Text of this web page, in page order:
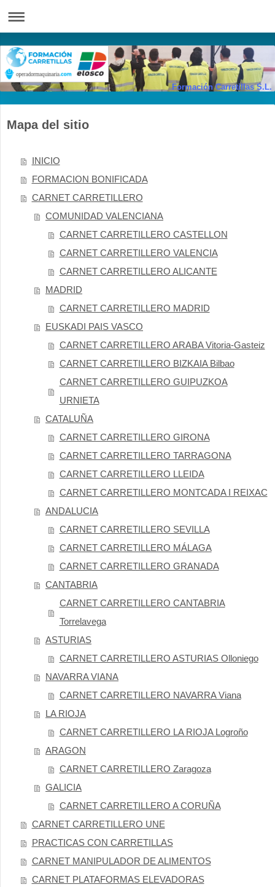
Formación Carretillas S.L.
Mapa del sitio
INICIO
FORMACION BONIFICADA
CARNET CARRETILLERO
COMUNIDAD VALENCIANA
CARNET CARRETILLERO CASTELLON
CARNET CARRETILLERO VALENCIA
CARNET CARRETILLERO ALICANTE
MADRID
CARNET CARRETILLERO MADRID
EUSKADI PAIS VASCO
CARNET CARRETILLERO ARABA Vitoria-Gasteiz
CARNET CARRETILLERO BIZKAIA Bilbao
CARNET CARRETILLERO GUIPUZKOA
URNIETA
CATALUÑA
CARNET CARRETILLERO GIRONA
CARNET CARRETILLERO TARRAGONA
CARNET CARRETILLERO LLEIDA
CARNET CARRETILLERO MONTCADA I REIXAC
ANDALUCIA
CARNET CARRETILLERO SEVILLA
CARNET CARRETILLERO MÁLAGA
CARNET CARRETILLERO GRANADA
CANTABRIA
CARNET CARRETILLERO CANTABRIA
Torrelavega
ASTURIAS
CARNET CARRETILLERO ASTURIAS Olloniego
NAVARRA VIANA
CARNET CARRETILLERO NAVARRA Viana
LA RIOJA
CARNET CARRETILLERO LA RIOJA Logroño
ARAGON
CARNET CARRETILLERO Zaragoza
GALICIA
CARNET CARRETILLERO A CORUÑA
CARNET CARRETILLERO UNE
PRACTICAS CON CARRETILLAS
CARNET MANIPULADOR DE ALIMENTOS
CARNET PLATAFORMAS ELEVADORAS